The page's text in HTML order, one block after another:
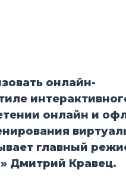
онлайн-
онлайн и
главный
Дмитрий Кравец.